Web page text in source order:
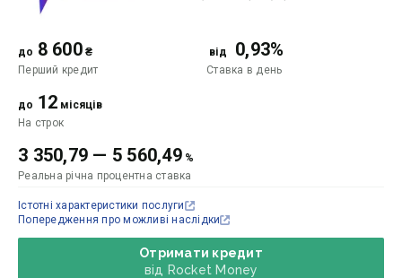
до 8 600 ₴
Перший кредит
від 0,93%
Ставка в день
до 12 місяців
На строк
3 350,79 — 5 560,49 %
Реальна річна процентна ставка
Отримати кредит
від Rocket Money
Істотні характеристики послуги
Попередження про можливі наслідки